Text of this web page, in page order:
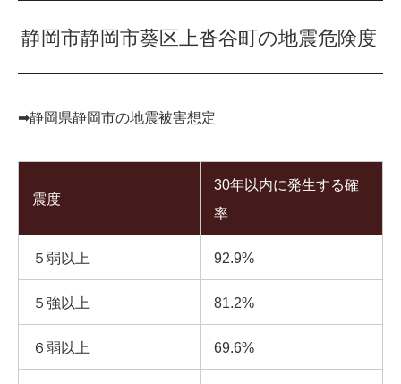
静岡市静岡市葵区上沓谷町の地震危険度
➡︎静岡県静岡市の地震被害想定
震度
30年以内に発生する確
率
５弱以上 92.9%
５強以上 81.2%
６弱以上 69.6%